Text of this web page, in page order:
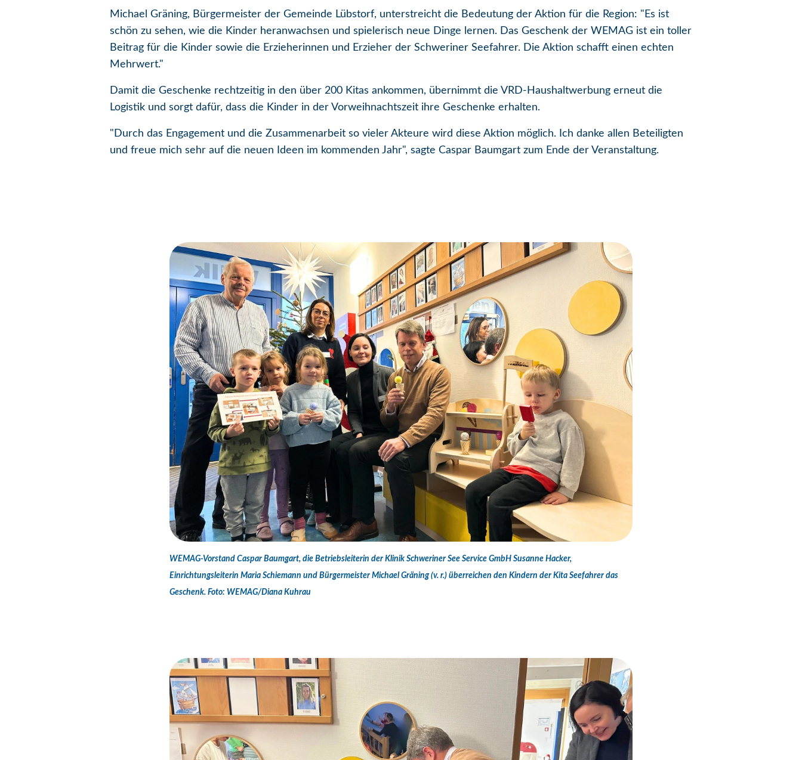
Michael Gräning, Bürgermeister der Gemeinde Lübstorf, unterstreicht die Bedeutung der Aktion für die Region: "Es ist
schön zu sehen, wie die Kinder heranwachsen und spielerisch neue Dinge lernen. Das Geschenk der WEMAG ist ein toller
Beitrag für die Kinder sowie die Erzieherinnen und Erzieher der Schweriner Seefahrer. Die Aktion schafft einen echten
Mehrwert."
Damit die Geschenke rechtzeitig in den über 200 Kitas ankommen, übernimmt die VRD-Haushaltwerbung erneut die
Logistik und sorgt dafür, dass die Kinder in der Vorweihnachtszeit ihre Geschenke erhalten.
"Durch das Engagement und die Zusammenarbeit so vieler Akteure wird diese Aktion möglich. Ich danke allen Beteiligten
und freue mich sehr auf die neuen Ideen im kommenden Jahr", sagte Caspar Baumgart zum Ende der Veranstaltung.
WEMAG-Vorstand Caspar Baumgart, die Betriebsleiterin der Klinik Schweriner See Service GmbH Susanne Hacker,
Einrichtungsleiterin Maria Schiemann und Bürgermeister Michael Gräning (v. r.) überreichen den Kindern der Kita Seefahrer das
Geschenk. Foto: WEMAG/Diana Kuhrau